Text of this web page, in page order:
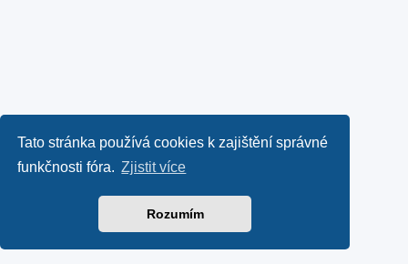
Tato stránka používá cookies k zajištění správné
funkčnosti fóra. Zjistit více
Rozumím